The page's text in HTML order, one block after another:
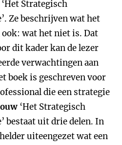
Strategisch
Ze beschrijven wat het
wat het niet is. Dat
dit kader kan de lezer
verwachtingen aan
boek is geschreven voor
die een strategie
‘Het Strategisch
bestaat uit drie delen. In
uiteengezet wat een